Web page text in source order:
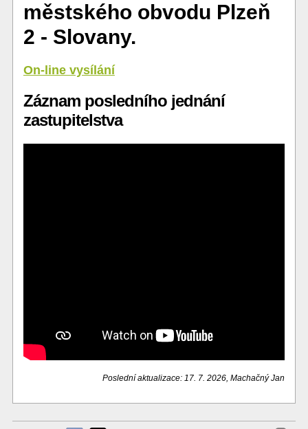
městského obvodu Plzeň
2 - Slovany.
On-line vysílání
Záznam posledního jednání
zastupitelstva
Poslední aktualizace: 17. 7. 2026, Machačný Jan